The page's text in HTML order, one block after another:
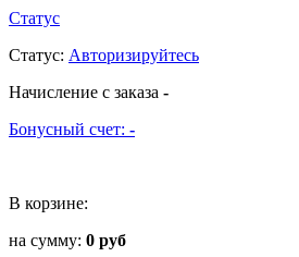
Статус
Статус: Авторизируйтесь
Начисление с заказа -
Бонусный счет: -
В корзине:
на сумму: 0 руб